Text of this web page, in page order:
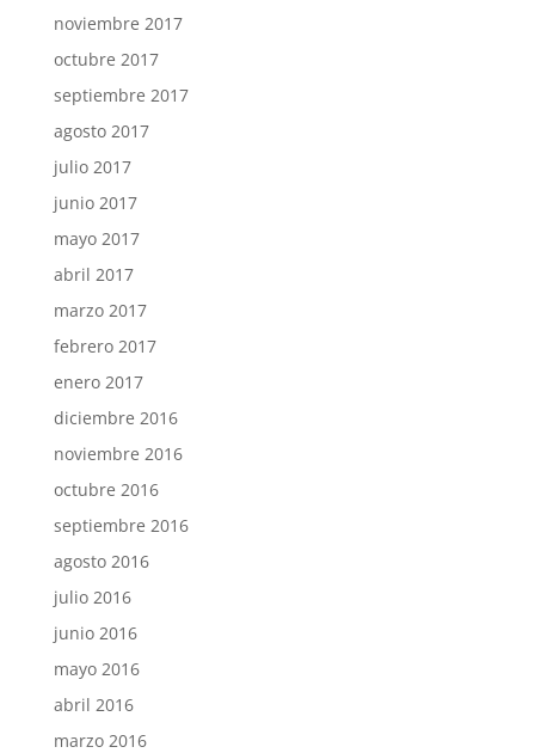
noviembre 2017
octubre 2017
septiembre 2017
agosto 2017
julio 2017
junio 2017
mayo 2017
abril 2017
marzo 2017
febrero 2017
enero 2017
diciembre 2016
noviembre 2016
octubre 2016
septiembre 2016
agosto 2016
julio 2016
junio 2016
mayo 2016
abril 2016
marzo 2016